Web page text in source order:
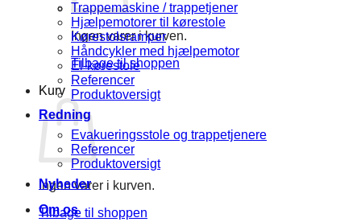
Ingen varer i kurven.
Tilbage til shoppen
Kurv
Ingen varer i kurven.
Tilbage til shoppen
Trappemaskine / trappetjener
Hjælpemotorer til kørestole
Kørestolsramper
Håndcykler med hjælpemotor
El-kørestole
Referencer
Produktoversigt
Redning
Evakueringsstole og trappetjenere
Referencer
Produktoversigt
Nyheder
Om os